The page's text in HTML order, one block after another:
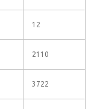
12
2110
3722